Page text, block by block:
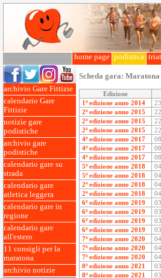
home page podistica
archivio Gare Fittizie
calendario Gare
Fittizie
notizie gare
podistiche
archivio gare
podistiche
calendario gare su
strada
calendario gare
atletica leggera
calendario gare in
regione
calendario gare
all'estero
11 consigli per la
maratona
archivio notizie
Scheda gara:
Edizione
1ª edizione anno 2014
2ª edizione anno 2015
2ª edizione anno 2015
2ª edizione anno 2015
4ª edizione anno 2017
4ª edizione anno 2017
4ª edizione anno 2017
5ª edizione anno 2018
5ª edizione anno 2018
2ª edizione anno 2018
2ª edizione anno 2018
6ª edizione anno 2019
6ª edizione anno 2019
6ª edizione anno 2019
6ª edizione anno 2019
7ª edizione anno 2020
7ª edizione anno 2020
7ª edizione anno 2020
8ª edizione anno 2021
8ª edizione anno 2021